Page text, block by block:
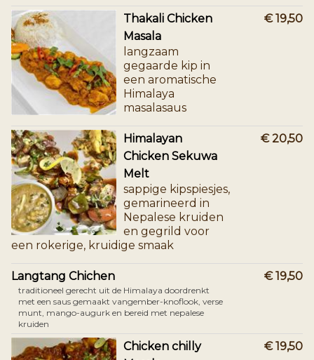
Thakali Chicken
Masala
langzaam
gegaarde kip in
een aromatische
Himalaya
masalasaus
€ 19,50
Himalayan
Chicken Sekuwa
Melt
sappige kipspiesjes,
gemarineerd in
Nepalese kruiden
en gegrild voor
een rokerige, kruidige smaak
€ 20,50
Langtang Chichen
traditioneel gerecht uit de Himalaya doordrenkt
met een saus gemaakt vangember-knoflook, verse
munt, mango-augurk en bereid met nepalese
kruiden​
€ 19,50
Chicken chilly
€ 19,50